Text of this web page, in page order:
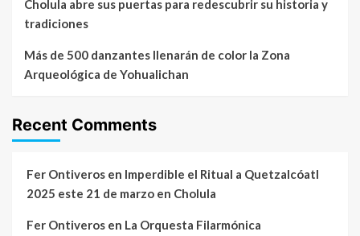
Cholula abre sus puertas para redescubrir su historia y
tradiciones
Más de 500 danzantes llenarán de color la Zona
Arqueológica de Yohualichan
Recent Comments
Fer Ontiveros en Imperdible el Ritual a Quetzalcóatl
2025 este 21 de marzo en Cholula
Fer Ontiveros en La Orquesta Filarmónica